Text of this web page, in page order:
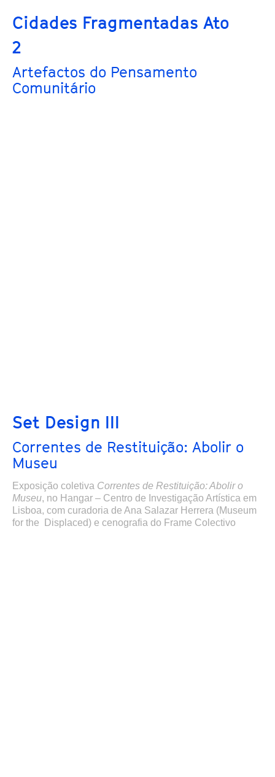
Cidades Fragmentadas Ato
2
Artefactos do Pensamento
Comunitário
Set Design III
Correntes de Restituição: Abolir o
Museu
Exposição coletiva Correntes de Restituição: Abolir o
Museu, no Hangar – Centro de Investigação Artística em
Lisboa, com curadoria de Ana Salazar Herrera (Museum
for the Displaced) e cenografia do Frame Colectivo